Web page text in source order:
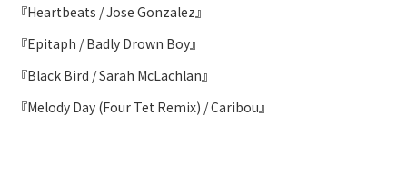
『Heartbeats / Jose Gonzalez』
『Epitaph / Badly Drown Boy』
『Black Bird / Sarah McLachlan』
『Melody Day (Four Tet Remix) / Caribou』